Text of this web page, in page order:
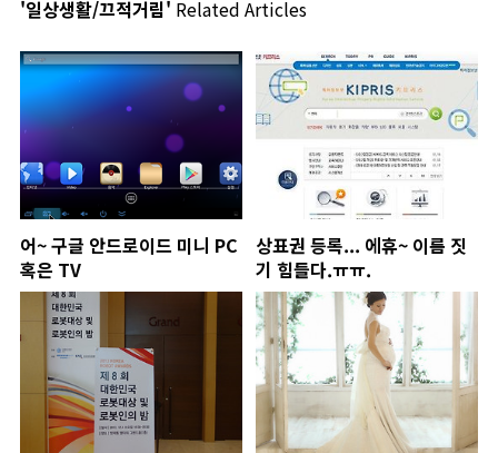
'일상생활/끄적거림' Related Articles
어~ 구글 안드로이드 미니 PC
혹은 TV
상표권 등록... 에휴~ 이름 짓
기 힘들다.ㅠㅠ.